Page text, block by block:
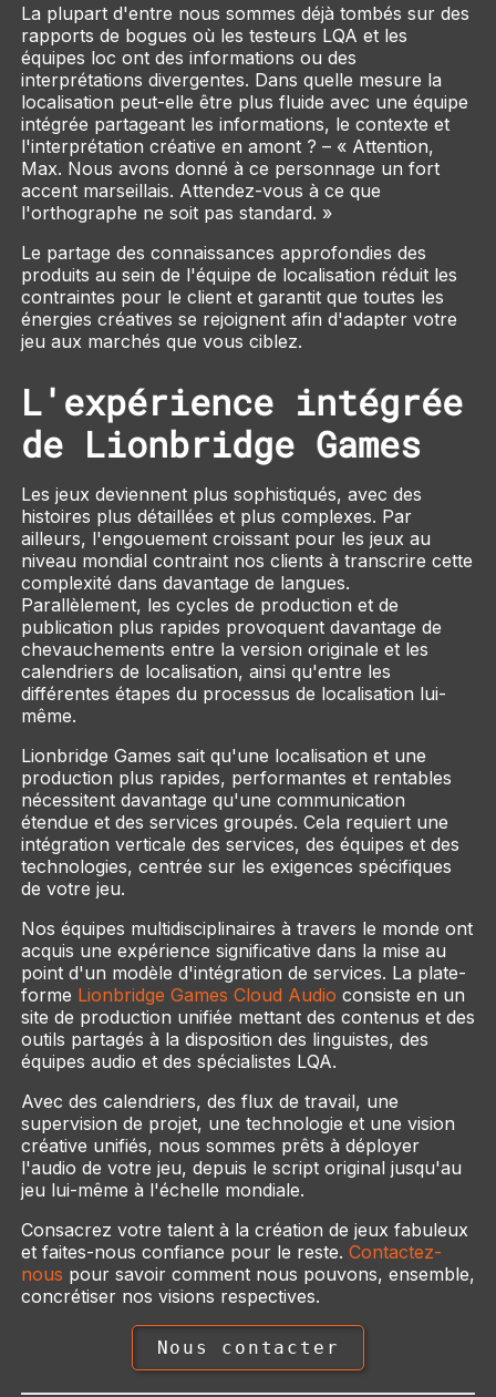
La plupart d'entre nous sommes déjà tombés sur des
rapports de bogues où les testeurs LQA et les
équipes loc ont des informations ou des
interprétations divergentes. Dans quelle mesure la
localisation peut-elle être plus fluide avec une équipe
intégrée partageant les informations, le contexte et
l'interprétation créative en amont ? – « Attention,
Max. Nous avons donné à ce personnage un fort
accent marseillais. Attendez-vous à ce que
l'orthographe ne soit pas standard. »
Le partage des connaissances approfondies des
produits au sein de l'équipe de localisation réduit les
contraintes pour le client et garantit que toutes les
énergies créatives se rejoignent afin d'adapter votre
jeu aux marchés que vous ciblez.
L'expérience intégrée
de Lionbridge Games
Les jeux deviennent plus sophistiqués, avec des
histoires plus détaillées et plus complexes. Par
ailleurs, l'engouement croissant pour les jeux au
niveau mondial contraint nos clients à transcrire cette
complexité dans davantage de langues.
Parallèlement, les cycles de production et de
publication plus rapides provoquent davantage de
chevauchements entre la version originale et les
calendriers de localisation, ainsi qu'entre les
différentes étapes du processus de localisation lui-
même.
Lionbridge Games sait qu'une localisation et une
production plus rapides, performantes et rentables
nécessitent davantage qu'une communication
étendue et des services groupés. Cela requiert une
intégration verticale des services, des équipes et des
technologies, centrée sur les exigences spécifiques
de votre jeu.
Nos équipes multidisciplinaires à travers le monde ont
acquis une expérience significative dans la mise au
point d'un modèle d'intégration de services. La plate-
forme Lionbridge Games Cloud Audio consiste en un
site de production unifiée mettant des contenus et des
outils partagés à la disposition des linguistes, des
équipes audio et des spécialistes LQA.
Avec des calendriers, des flux de travail, une
supervision de projet, une technologie et une vision
créative unifiés, nous sommes prêts à déployer
l'audio de votre jeu, depuis le script original jusqu'au
jeu lui-même à l'échelle mondiale.
Consacrez votre talent à la création de jeux fabuleux
et faites-nous confiance pour le reste. Contactez-
nous pour savoir comment nous pouvons, ensemble,
concrétiser nos visions respectives.
Nous contacter